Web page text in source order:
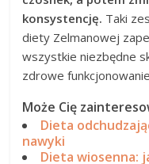
konsystencję. Taki
diety Zelmanowej
wszystkie niezbędne
zdrowe
Może Cię
Dieta
nawyki
Dieta wiosenna: